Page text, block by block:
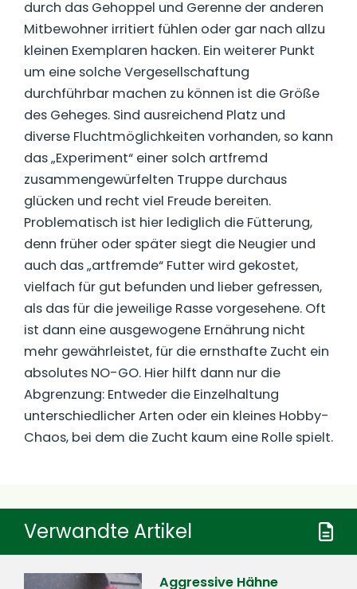
durch das Gehoppel und Gerenne der anderen
Mitbewohner irritiert fühlen oder gar nach allzu
kleinen Exemplaren hacken. Ein weiterer Punkt
um eine solche Vergesellschaftung
durchführbar machen zu können ist die Größe
des Geheges. Sind ausreichend Platz und
diverse Fluchtmöglichkeiten vorhanden, so kann
das „Experiment“ einer solch artfremd
zusammengewürfelten Truppe durchaus
glücken und recht viel Freude bereiten.
Problematisch ist hier lediglich die Fütterung,
denn früher oder später siegt die Neugier und
auch das „artfremde“ Futter wird gekostet,
vielfach für gut befunden und lieber gefressen,
als das für die jeweilige Rasse vorgesehene. Oft
ist dann eine ausgewogene Ernährung nicht
mehr gewährleistet, für die ernsthafte Zucht ein
absolutes NO-GO. Hier hilft dann nur die
Abgrenzung: Entweder die Einzelhaltung
unterschiedlicher Arten oder ein kleines Hobby-
Chaos, bei dem die Zucht kaum eine Rolle spielt.
Verwandte Artikel
Aggressive Hähne